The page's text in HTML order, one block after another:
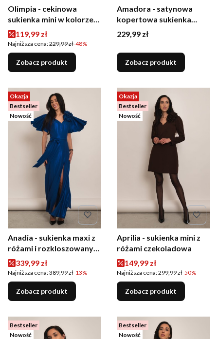
Olimpia - cekinowa
sukienka mini w kolorze
srebrnym
Cena promocyjna
119,99 zł
Najniższa cena:229,99 zł-48%
Zobacz produkt
Amadora - satynowa
kopertowa sukienka
czarna
Cena
229,99 zł
Zobacz produkt
Okazja
Bestseller
Nowość
Anadia - sukienka maxi z
różami i rozkloszowanym
krótkim rękawem
chabrowa
Cena promocyjna
339,99 zł
Najniższa cena:389,99 zł-13%
Zobacz produkt
Okazja
Bestseller
Nowość
Aprilia - sukienka mini z
różami czekoladowa
Cena promocyjna
149,99 zł
Najniższa cena:299,99 zł-50%
Zobacz produkt
Bestseller
Nowość
Bestseller
Nowość